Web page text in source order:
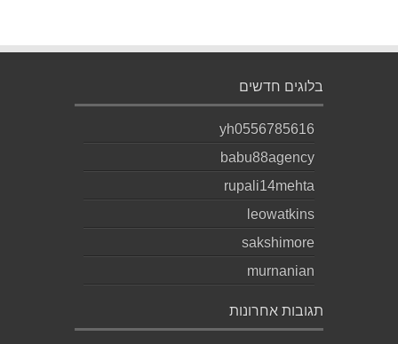
בלוגים חדשים
yh0556785616
babu88agency
rupali14mehta
leowatkins
sakshimore
murnanian
תגובות אחרונות